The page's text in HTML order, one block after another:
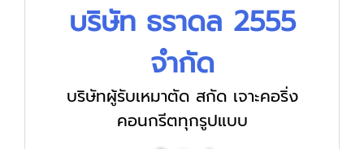
บริษัท ธราดล 2555
จำกัด
บริษัทผู้รับเหมาตัด สกัด เจาะคอริ่ง
คอนกรีตทุกรูปแบบ